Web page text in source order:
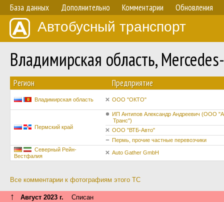
База данных Дополнительно Комментарии Обновления
Автобусный транспорт
Владимирская область,
Регион Предприятие
Владимирская область ООО "ОКТО"
Пермский край
ИП Антипов Александр Андреевич (ООО
Транс")
ООО "ВТБ-Авто"
Пермь, прочие частные перевозчики
Северный Рейн-
Вестфалия
Auto Gather GmbH
Все комментарии к фотографиям этого ТС
↑ Август 2023 г. Списан